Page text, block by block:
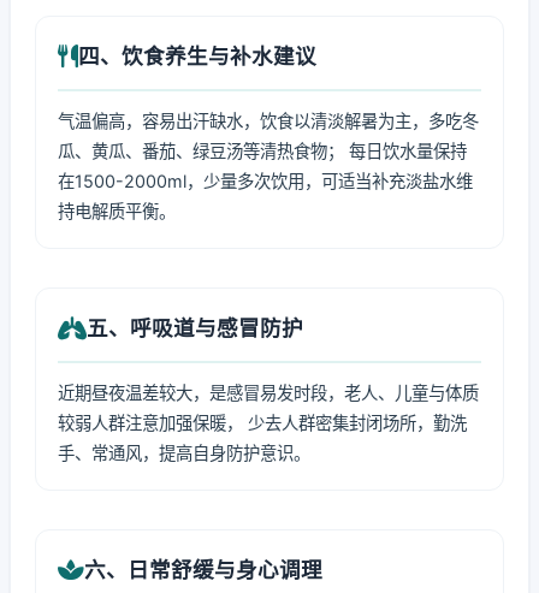
四、饮食养生与补水建议
气温偏高，容易出汗缺水，饮食以清淡解暑为主，多吃冬
瓜、黄瓜、番茄、绿豆汤等清热食物； 每日饮水量保持
在1500-2000ml，少量多次饮用，可适当补充淡盐水维
持电解质平衡。
五、呼吸道与感冒防护
近期昼夜温差较大，是感冒易发时段，老人、儿童与体质
较弱人群注意加强保暖， 少去人群密集封闭场所，勤洗
手、常通风，提高自身防护意识。
六、日常舒缓与身心调理